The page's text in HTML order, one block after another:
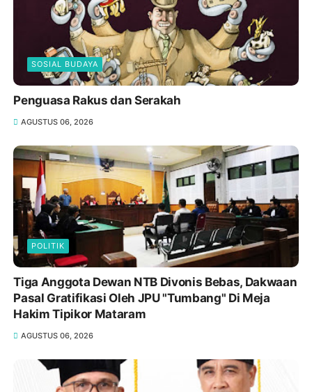
SOSIAL BUDAYA
Penguasa Rakus dan Serakah
AGUSTUS 06, 2026
POLITIK
Tiga Anggota Dewan NTB Divonis Bebas, Dakwaan
Pasal Gratifikasi Oleh JPU "Tumbang" Di Meja
Hakim Tipikor Mataram
AGUSTUS 06, 2026